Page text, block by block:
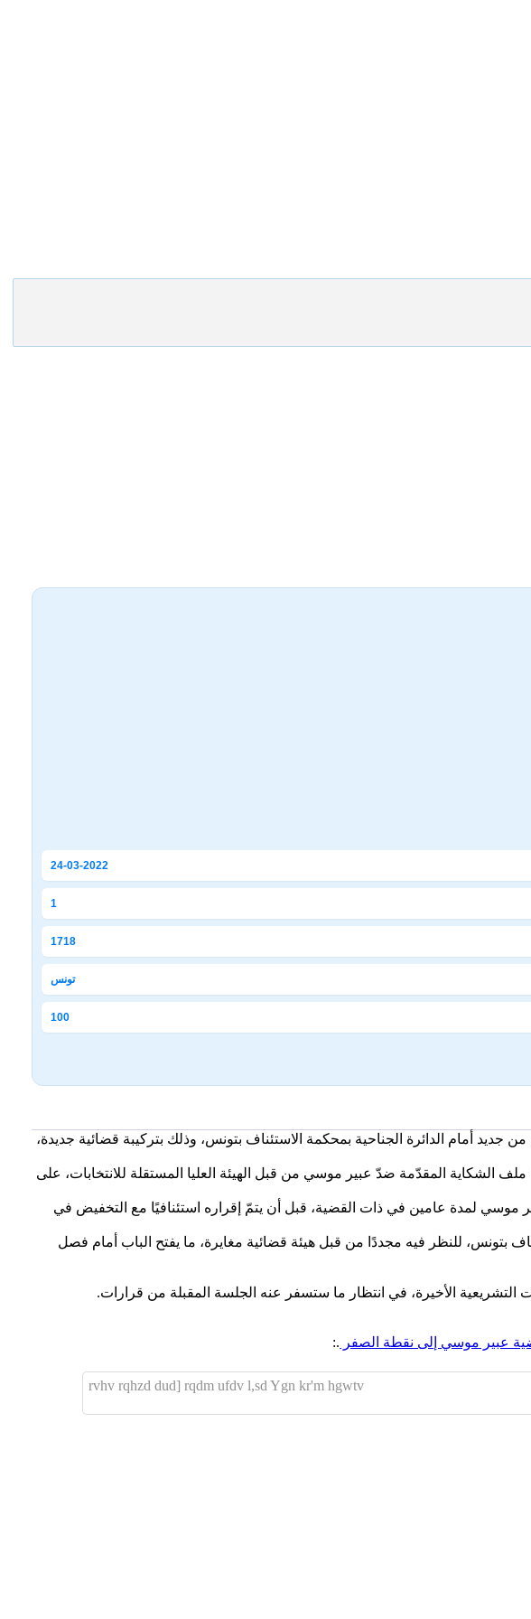
24-03-2022
1
1718
تونس
100
أمام الدائرة الجناحية بمحكمة الاستئناف بتونس، وذلك بتركيبة قضائية جديدة،
الأربعاء 11 فيفري الجاري، حيث ستُعاد مناقشة ملف الشكاية المقدّمة ضدّ عبير موسي من قبل الهيئة العليا المستقلة للانتخابات، على
الابتدائية قد أصدرت، بتاريخ 5 أوت 2024، حكمًا يقضي بسجن عبير موسي لمدة عامين في ذات القضية، قبل أن يتمّ إقراره استئنافيًا مع التخفيض في
الملف إلى محكمة الاستئناف بتونس، للنظر فيه مجددًا من قبل هيئة قضائية مغايرة، ما يفتح الباب أمام فصل
التشريعية الأخيرة، في انتظار ما ستسفر عنه الجلسة المقبلة من قرارات.
عبير موسي إلى نقطة الصفر .:
rvhv rqhzd dud] rqdm ufdv l,sd Ygn kr'm hgwtv